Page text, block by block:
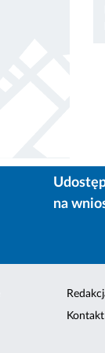
na
Kontakt